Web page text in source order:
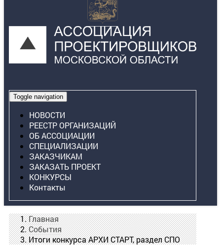
Toggle navigation
НОВОСТИ
РЕЕСТР ОРГАНИЗАЦИЙ
ОБ АССОЦИАЦИИ
СПЕЦИАЛИЗАЦИИ
ЗАКАЗЧИКАМ
ЗАКАЗАТЬ ПРОЕКТ
КОНКУРСЫ
Контакты
Главная
События
Итоги конкурса АРХИ СТАРТ, раздел СПО